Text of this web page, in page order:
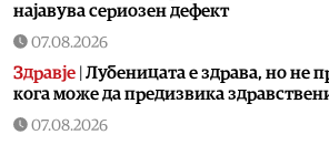
најавува сериозен дефект
07.08.2026
Здравје Лубеницата е здрава, но не
кога може да предизвика
07.08.2026